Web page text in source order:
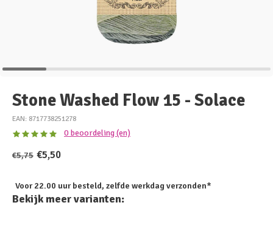
Stone Washed Flow 15 - Solace
EAN: 8717738251278
0 beoordeling (en)
€5,75 €5,50
Voor 22.00 uur besteld, zelfde werkdag verzonden*
Bekijk meer varianten: